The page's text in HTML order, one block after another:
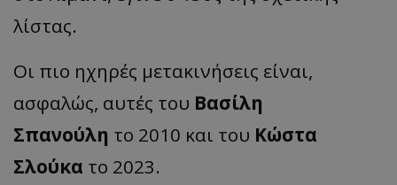
λίστας.
Οι πιο ηχηρές μετακινήσεις είναι,
ασφαλώς, αυτές του Βασίλη
Σπανούλη το 2010 και του Κώστα
Σλούκα το 2023.